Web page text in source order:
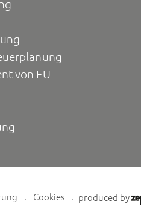
von EU-
Cookies produced by